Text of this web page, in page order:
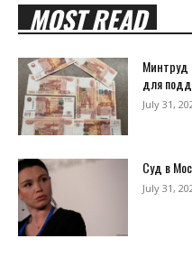
MOST READ
Минтруд
для
July 31,
Суд в
July 31,